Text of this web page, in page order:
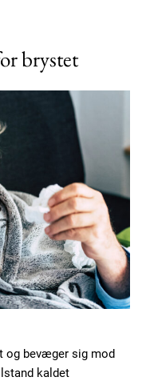
brystet
og bevæger sig mod
kaldet